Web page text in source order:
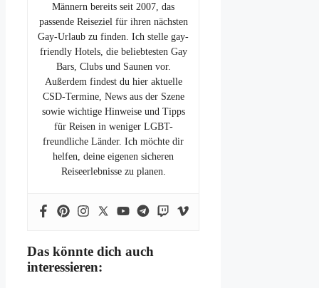
Männern bereits seit 2007, das
passende Reiseziel für ihren nächsten
Gay-Urlaub zu finden. Ich stelle gay-
friendly Hotels, die beliebtesten Gay
Bars, Clubs und Saunen vor.
Außerdem findest du hier aktuelle
CSD-Termine, News aus der Szene
sowie wichtige Hinweise und Tipps
für Reisen in weniger LGBT-
freundliche Länder. Ich möchte dir
helfen, deine eigenen sicheren
Reiseerlebnisse zu planen.
Das könnte dich auch
interessieren: